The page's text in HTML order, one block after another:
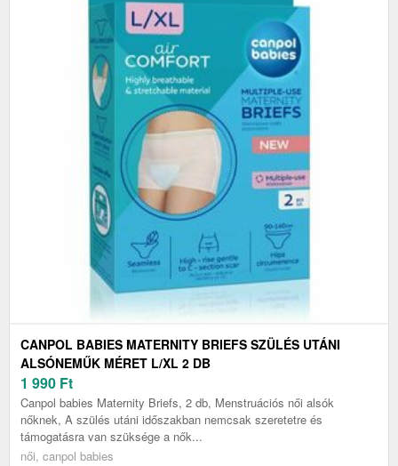
CANPOL BABIES MATERNITY BRIEFS SZÜLÉS UTÁNI
ALSÓNEMŰK MÉRET L/XL 2 DB
1 990 Ft
Canpol babies Maternity Briefs, 2 db, Menstruációs női alsók
nőknek, A szülés utáni időszakban nemcsak szeretetre és
támogatásra van szüksége a nők...
női, canpol babies